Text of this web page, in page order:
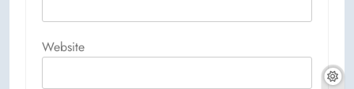
Website